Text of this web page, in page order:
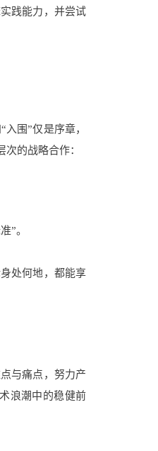
践能力，并尝试
围”仅是序章，
的战略合作：
”。
处何地，都能享
与痛点，努力产
浪潮中的稳健前